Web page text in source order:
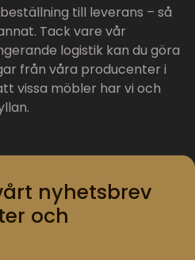
till leverans – så
Tack vare vår
logistik kan du göra
från våra producenter i
vissa möbler har vi och
nyhetsbrev
och